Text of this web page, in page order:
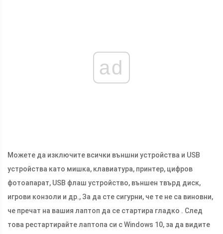
ad
Можете да изключите всички външни устройства и USB
устройства като мишка, клавиатура, принтер, цифров
фотоапарат, USB флаш устройство, външен твърд диск,
игрови конзоли и др., За да сте сигурни, че те не са виновни,
че пречат на вашия лаптоп да се стартира гладко . След
това рестартирайте лаптопа си с Windows 10, за да видите